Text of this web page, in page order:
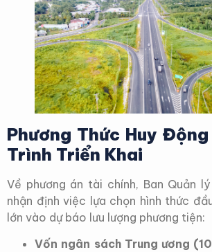
Phương Thức Huy
Trình Triển Khai
Về phương án tài chính, Ban Quản
nhận định việc lựa chọn hình thức
lớn vào dự báo lưu lượng phương tiện:
Vốn ngân sách Trung ương